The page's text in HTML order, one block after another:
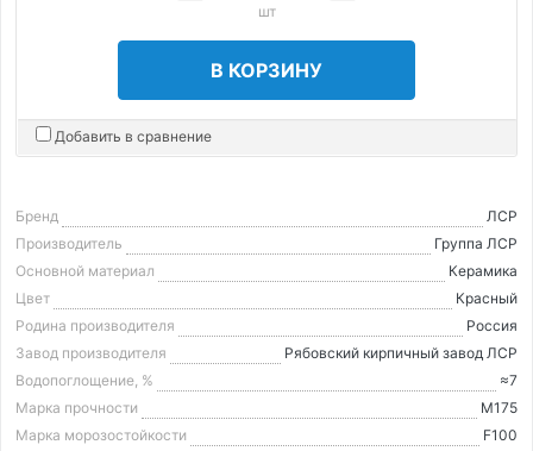
шт
В КОРЗИНУ
Добавить в сравнение
Бренд
ЛСР
Производитель
Группа ЛСР
Основной материал
Керамика
Цвет
Красный
Родина производителя
Россия
Завод производителя
Рябовский кирпичный завод ЛСР
Водопоглощение, %
≈7
Марка прочности
М175
Марка морозостойкости
F100